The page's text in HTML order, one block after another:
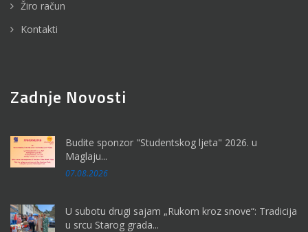
Žiro račun
Kontakti
Zadnje Novosti
Budite sponzor "Studentskog ljeta" 2026. u
Maglaju...
07.08.2026
U subotu drugi sajam „Rukom kroz snove“: Tradicija
u srcu Starog grada...